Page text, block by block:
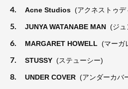
4. Acne Studios (アクネストゥデ
5. JUNYA WATANABE MAN (ジュ
6. MARGARET HOWELL (マーガ
7. STUSSY (ステューシー)
8. UNDER COVER (アンダーカバ